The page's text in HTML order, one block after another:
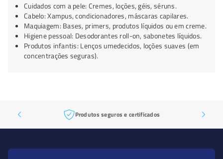
Cuidados com a pele: Cremes, loções, géis, séruns.
Cabelo: Xampus, condicionadores, máscaras capilares.
Maquiagem: Bases, primers, produtos líquidos ou em creme.
Higiene pessoal: Desodorantes roll-on, sabonetes líquidos.
Produtos infantis: Lenços umedecidos, loções suaves (em
concentrações seguras).
Produtos seguros e certificados